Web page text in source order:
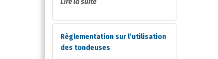
Lire la suite
Règlementation sur l’utilisation
des tondeuses